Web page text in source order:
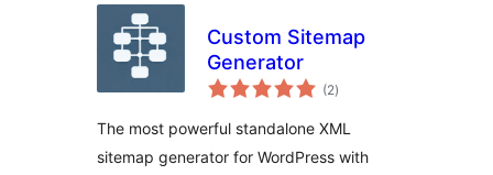
Custom Sitemap
Generator
(2total
ratings
)
The most powerful standalone XML
sitemap generator for WordPress with